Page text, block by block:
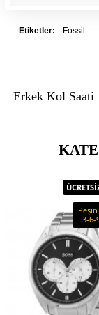
Etiketler: Fossil
Erkek Kol Saati
3-6-